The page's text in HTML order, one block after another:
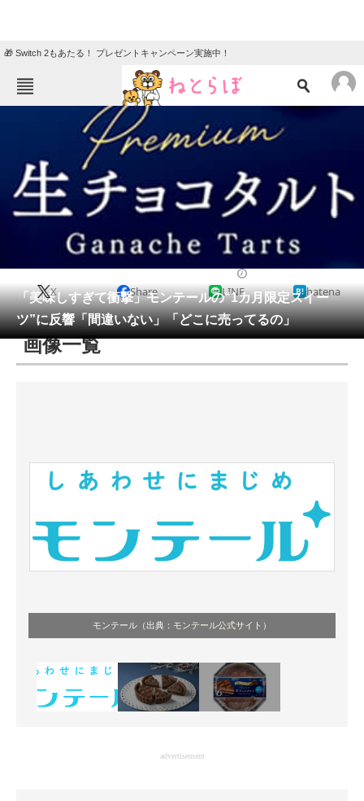
🎁 Switch 2もあたる！ プレゼントキャンペーン実施中！
ねとらぼメニュー
ニュース
エンタメ
グルメ 地域
教育・育児
会員記事
メディア
注目記事を集めた総合ページ
進化するPCとデバイスの未来
ビジネスと働き方のヒント
AI活用のいまが分かる
マーケ×ITの今がよく分かる
ITエンジニア向け専門サイト
「美味しすぎて衝撃」モンテールの“1カ月限定スイー
ツ”に反響「間違いない」「どこに売ってるの」
X Share LINE hatena
画像一覧
モンテール（出典： モンテール公式サイト ）
advertisement